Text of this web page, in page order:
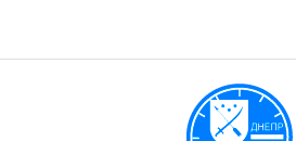
вмісту